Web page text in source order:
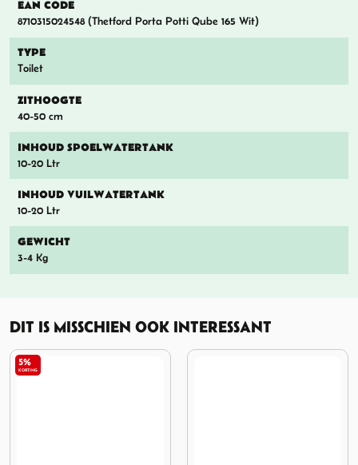
EAN CODE
8710315024548 (Thetford Porta Potti Qube 165 Wit)
TYPE
Toilet
ZITHOOGTE
40-50 cm
INHOUD SPOELWATERTANK
10-20 Ltr
INHOUD VUILWATERTANK
10-20 Ltr
GEWICHT
3-4 Kg
DIT IS MISSCHIEN OOK INTERESSANT